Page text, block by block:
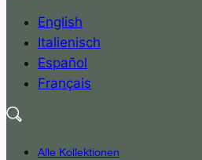
English
Italienisch
Español
Français
Alle Kollektionen